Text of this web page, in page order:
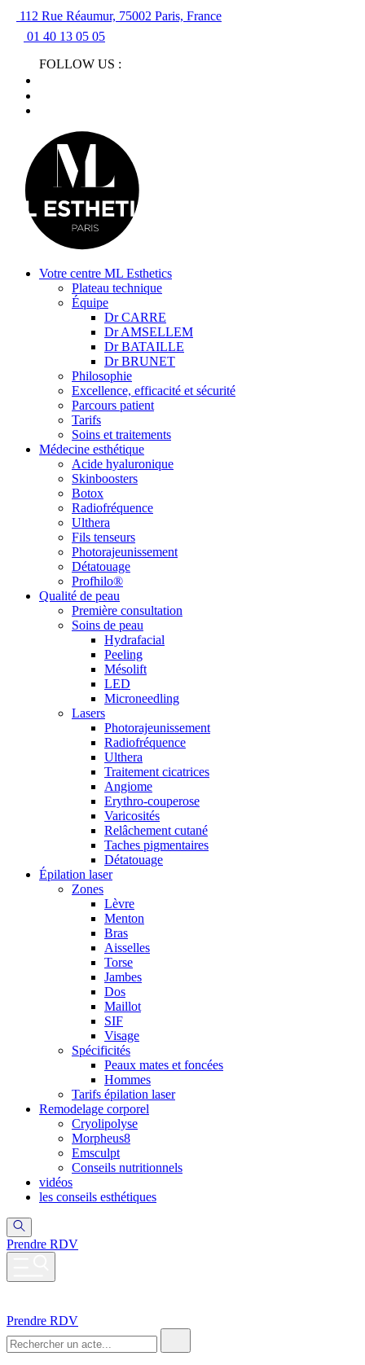
112 Rue Réaumur, 75002 Paris, France
01 40 13 05 05
FOLLOW US :
Votre centre ML Esthetics
Plateau technique
Équipe
Dr CARRE
Dr AMSELLEM
Dr BATAILLE
Dr BRUNET
Philosophie
Excellence, efficacité et sécurité
Parcours patient
Tarifs
Soins et traitements
Médecine esthétique
Acide hyaluronique
Skinboosters
Botox
Radiofréquence
Ulthera
Fils tenseurs
Photorajeunissement
Détatouage
Profhilo®
Qualité de peau
Première consultation
Soins de peau
Hydrafacial
Peeling
Mésolift
LED
Microneedling
Lasers
Photorajeunissement
Radiofréquence
Ulthera
Traitement cicatrices
Angiome
Erythro-couperose
Varicosités
Relâchement cutané
Taches pigmentaires
Détatouage
Épilation laser
Zones
Lèvre
Menton
Bras
Aisselles
Torse
Jambes
Dos
Maillot
SIF
Visage
Spécificités
Peaux mates et foncées
Hommes
Tarifs épilation laser
Remodelage corporel
Cryolipolyse
Morpheus8
Emsculpt
Conseils nutritionnels
vidéos
les conseils esthétiques
Prendre RDV
Prendre RDV